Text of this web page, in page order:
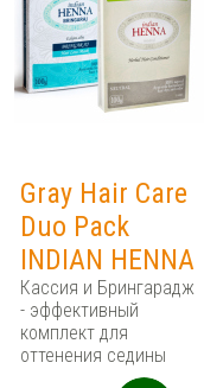
Gray Hair Care
Duo Pack
INDIAN HENNA
Кассия и Брингарадж
- эффективный
комплект для
оттенения седины